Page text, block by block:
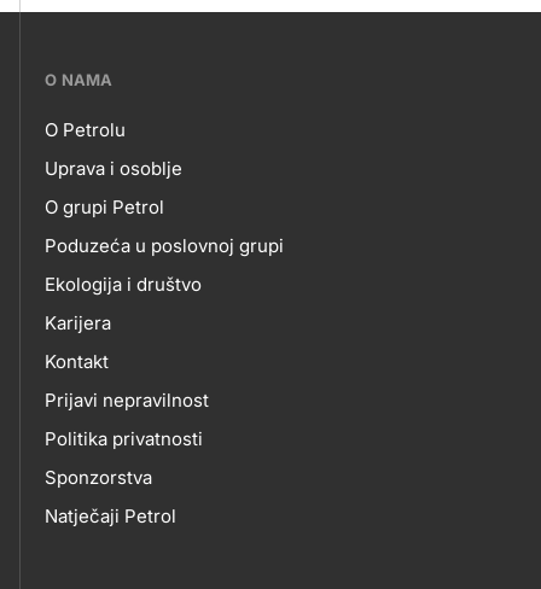
???
skupno.footer-
title???
O NAMA
O
NAMA
O Petrolu
Uprava i osoblje
O grupi Petrol
Poduzeća u poslovnoj grupi
Ekologija i društvo
Karijera
Kontakt
Prijavi nepravilnost
Politika privatnosti
Sponzorstva
Natječaji Petrol